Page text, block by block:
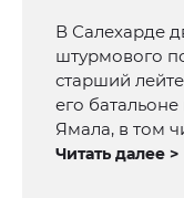
В Салехарде
штурмового
старший
его
Ямала, в том
Читать далее >